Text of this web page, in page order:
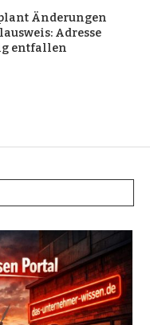
Änderungen
Adresse
entfallen